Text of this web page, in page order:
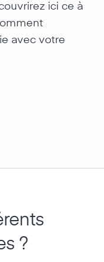
ici ce à
avec votre
?